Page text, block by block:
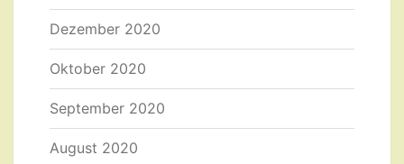
Dezember 2020
Oktober 2020
September 2020
August 2020